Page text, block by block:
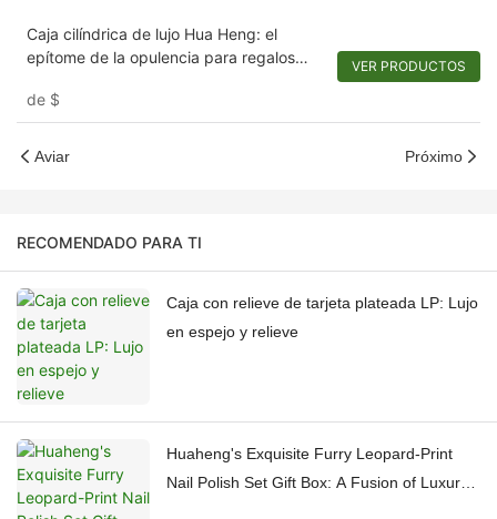
Caja cilíndrica de lujo Hua Heng: el
epítome de la opulencia para regalos
de $
VER PRODUCTOS
Aviar Próximo
RECOMENDADO PARA TI
Caja con relieve de tarjeta plateada LP: Lujo
en espejo y relieve
Huaheng's Exquisite Furry Leopard-Print
Nail Polish Set Gift Box: A Fusion of Luxury